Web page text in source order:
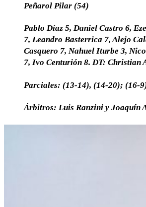
Peñarol Pilar (54)
Pablo Díaz 5, Daniel Castro 6,
7, Leandro Basterrica 7, Alejo
Casquero 7, Nahuel Iturbe 3,
7, Ivo Centurión 8. DT: Christian
Parciales: (13-14), (14-20); (16-
Árbitros: Luis Ranzini y Joaquín